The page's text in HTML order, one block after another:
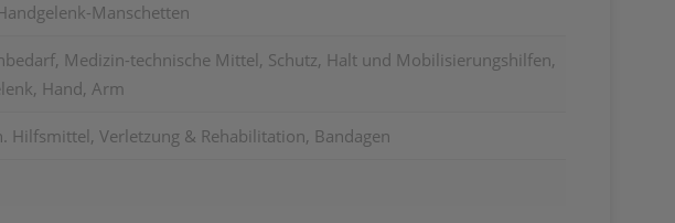
Manschetten
Medizin-technische Mittel, Schutz, Halt und Mobilisierungshilfen,
Hand, Arm
Hilfsmittel, Verletzung & Rehabilitation, Bandagen